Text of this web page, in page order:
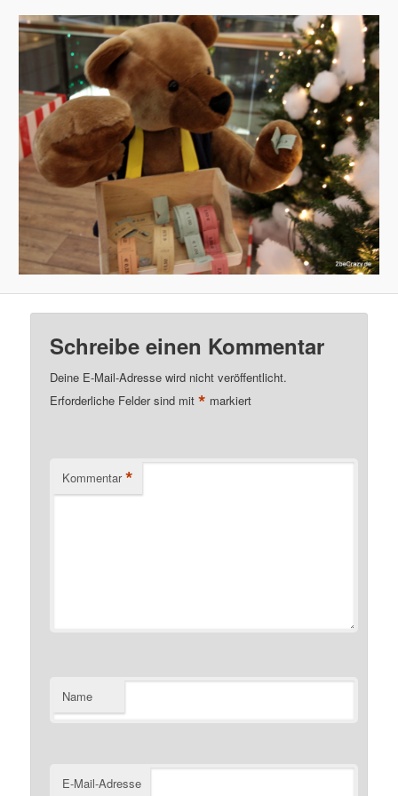
Schreibe einen Kommentar
Deine E-Mail-Adresse wird nicht veröffentlicht.
Erforderliche Felder sind mit* markiert
Kommentar *
Name
E-Mail-Adresse